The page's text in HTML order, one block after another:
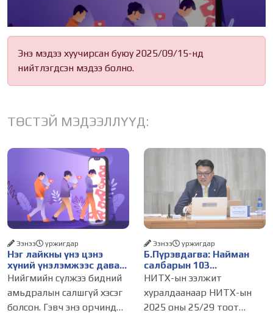
Энэ мэдээ хуучирсан буюу 2025/09/15-нд
нийтлэгдсэн мэдээ болно.
ТӨСТЭЙ МЭДЭЭЛЛҮҮД:
Нэг лайкны үнэ цэнэ
хүний үнэлэмжээс давах
болсон уу?
Ээнээ уржигдар
Нийгмийн сүлжээ бидний
амьдралын салшгүй хэсэг
болсон. Гэвч энэ орчинд
Б.Пүрэвдагва: Найман
салбарын 103
үйлчилгээний
бүртгэлийг цуцалснаар
бизнес эрхлэхэд таатай
нөхцөл бүрдэнэ
Ээнээ уржигдар
НИТХ-ын ээлжит
хуралдаанаар НИТХ-ын
2025 оны 25/29 тоот